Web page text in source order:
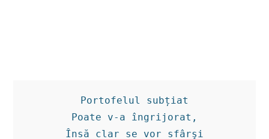
Portofelul subțiat
Poate v-a îngrijorat,
Însă clar se vor sfârşi